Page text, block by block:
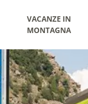
VACANZE IN
MONTAGNA